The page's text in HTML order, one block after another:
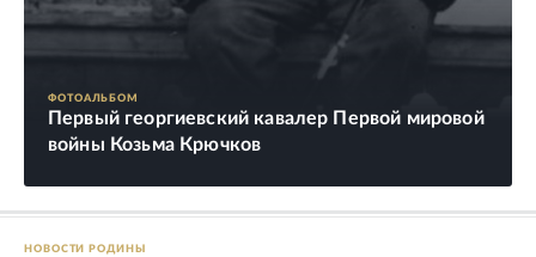
ФОТОАЛЬБОМ
Первый георгиевский кавалер Первой мировой
войны Козьма Крючков
НОВОСТИ РОДИНЫ